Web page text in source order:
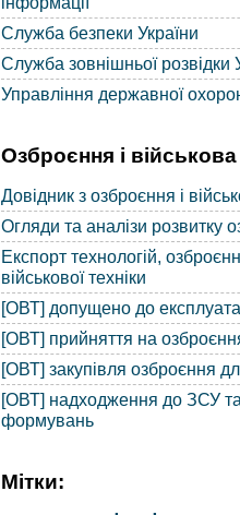
Служба безпеки України
Служба зовнішньої розвідки
Управління державної
Озброєння і військова
Довідник з озброєння і
Огляди та аналізи розвитку
Експорт технологій,
військової техніки
[ОВТ] допущено до
[ОВТ] прийняття на
[ОВТ] закупівля озброєння
[ОВТ] надходження до ЗСУ
формувань
Мітки: